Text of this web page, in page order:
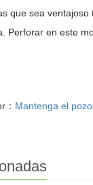
que sea
Perforar en este
： Mantenga el